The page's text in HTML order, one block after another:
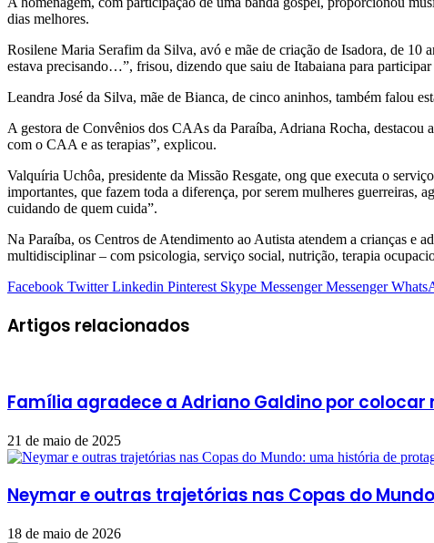
dias melhores.
Rosilene Maria Serafim da Silva, avó e mãe de criação de Isadora, de 10
estava precisando…”, frisou, dizendo que saiu de Itabaiana para
Leandra José da Silva, mãe de Bianca, de cinco aninhos, também falou
A gestora de Convênios dos CAAs da Paraíba, Adriana Rocha, destacou
com o CAA e as terapias”, explicou.
Valquíria Uchôa, presidente da Missão Resgate, ong que executa o
importantes, que fazem toda a diferença, por serem mulheres guerreiras,
cuidando de quem cuida”.
Na Paraíba, os Centros de Atendimento ao Autista atendem a crianças e
multidisciplinar – com psicologia, serviço social, nutrição, terapia
Facebook Twitter Linkedin Pinterest Skype Messenger Messenger
Artigos relacionados
Família agradece a Adriano Galdino por colocar
21 de maio de 2025
Neymar e outras trajetórias nas Copas do
18 de maio de 2026